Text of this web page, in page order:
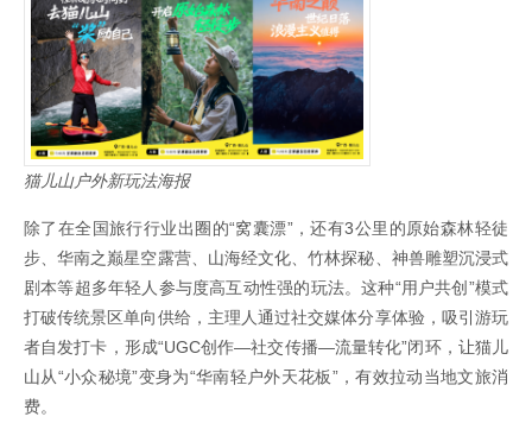
猫儿山户外新玩法海报
除了在全国旅行行业出圈的“窝囊漂”，还有3公里的原始森林轻徒
步、华南之巅星空露营、山海经文化、竹林探秘、神兽雕塑沉浸式
剧本等超多年轻人参与度高互动性强的玩法。这种“用户共创”模式
打破传统景区单向供给，主理人通过社交媒体分享体验，吸引游玩
者自发打卡，形成“UGC创作—社交传播—流量转化”闭环，让猫儿
山从“小众秘境”变身为“华南轻户外天花板”，有效拉动当地文旅消
费。